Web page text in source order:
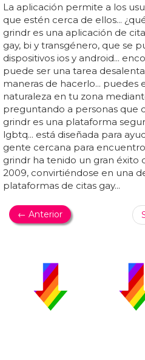
La aplicación permite a los
que estén cerca de ellos...
grindr es una aplicación de
gay, bi y transgénero, que se
dispositivos ios y android...
puede ser una tarea
maneras de hacerlo... puedes
naturaleza en tu zona
preguntando a personas que
grindr es una plataforma
lgbtq... está diseñada para
gente cercana para
grindr ha tenido un gran éxito
2009, convirtiéndose en una
plataformas de citas gay...
← Anterior